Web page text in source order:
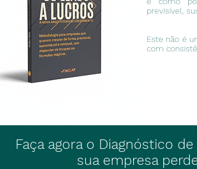
previsível,
Este não é
com
Faça agora o Diagnóstico
sua empresa